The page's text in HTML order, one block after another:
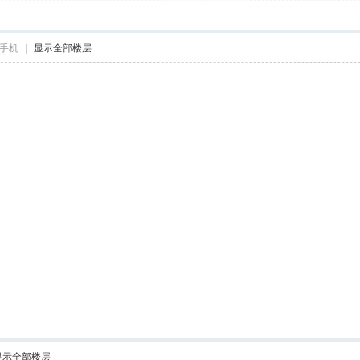
机 显示全部楼层
示全部楼层